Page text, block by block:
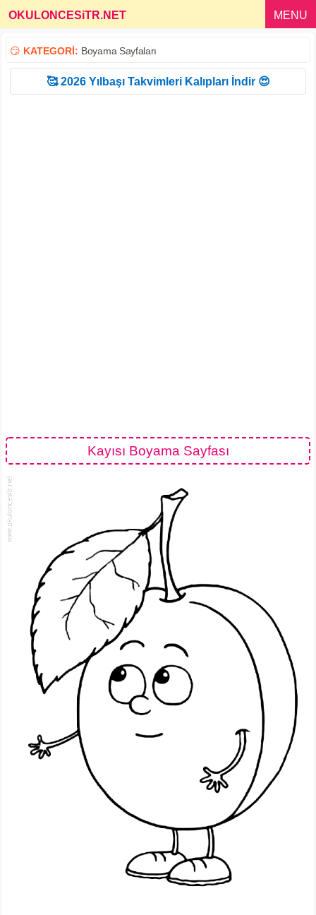
OKULONCESiTR.NET MENU
😏 KATEGORİ: Boyama Sayfaları
🥰 2026 Yılbaşı Takvimleri Kalıpları İndir 😍
Kayısı Boyama Sayfası